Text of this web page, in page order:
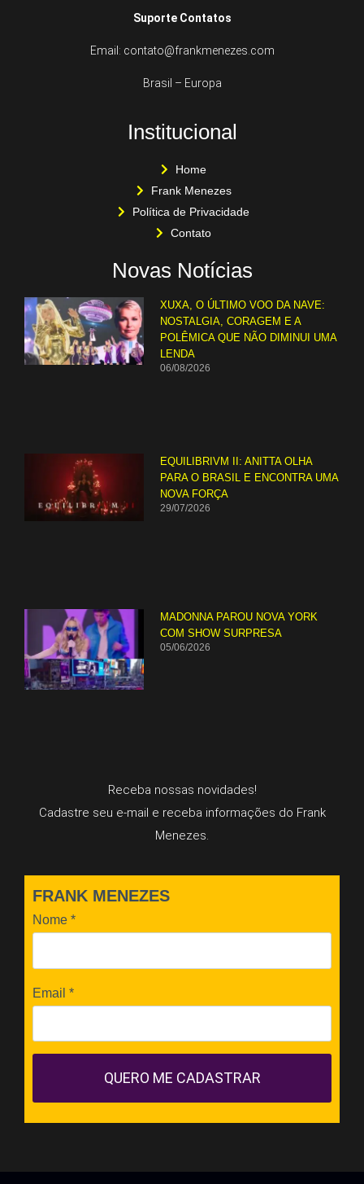
Suporte Contatos
Email: contato@frankmenezes.com
Brasil – Europa
Institucional
Home
Frank Menezes
Política de Privacidade
Contato
Novas Notícias
XUXA, O ÚLTIMO VOO DA NAVE:
NOSTALGIA, CORAGEM E A
POLÊMICA QUE NÃO DIMINUI UMA
LENDA
06/08/2026
EQUILIBRIVM II: ANITTA OLHA
PARA O BRASIL E ENCONTRA UMA
NOVA FORÇA
29/07/2026
MADONNA PAROU NOVA YORK
COM SHOW SURPRESA
05/06/2026
Receba nossas novidades!
Cadastre seu e-mail e receba informações do Frank
Menezes.
FRANK MENEZES
Nome *
Email *
QUERO ME CADASTRAR